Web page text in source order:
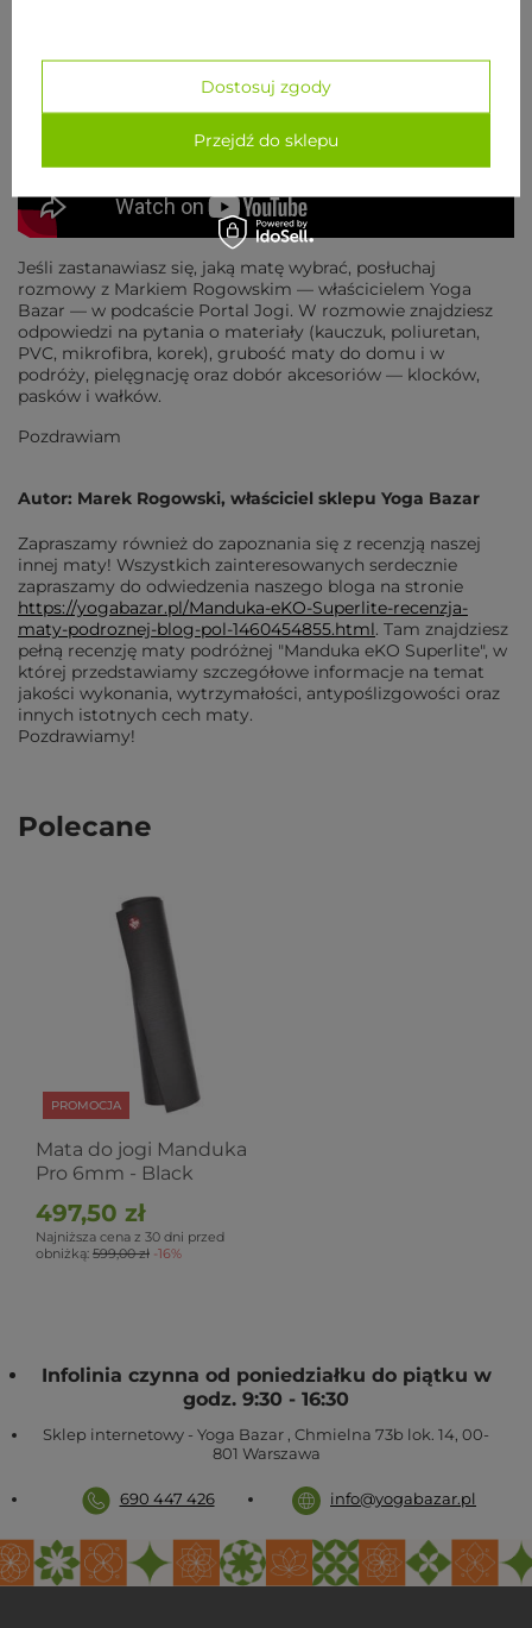
Jeśli zastanawiasz się, jaką matę wybrać, posłuchaj
rozmowy z Markiem Rogowskim — właścicielem Yoga
Bazar — w podcaście Portal Jogi. W rozmowie znajdziesz
odpowiedzi na pytania o materiały (kauczuk, poliuretan,
PVC, mikrofibra, korek), grubość maty do domu i w
podróży, pielęgnację oraz dobór akcesoriów — klocków,
pasków i wałków.
Pozdrawiam
Autor: Marek Rogowski, właściciel sklepu Yoga Bazar
Zapraszamy również do zapoznania się z recenzją naszej
innej maty! Wszystkich zainteresowanych serdecznie
zapraszamy do odwiedzenia naszego bloga na stronie
https://yogabazar.pl/Manduka-eKO-Superlite-recenzja-
maty-podroznej-blog-pol-1460454855.html. Tam znajdziesz
pełną recenzję maty podróżnej "Manduka eKO Superlite", w
której przedstawiamy szczegółowe informacje na temat
jakości wykonania, wytrzymałości, antypoślizgowości oraz
innych istotnych cech maty.
Pozdrawiamy!
Polecane
PROMOCJA
Mata do jogi Manduka
Pro 6mm - Black
497,50 zł
Najniższa cena z 30 dni przed
obniżką: 599,00 zł -16%
Infolinia czynna od poniedziałku do piątku w
godz. 9:30 - 16:30
Sklep internetowy - Yoga Bazar , Chmielna 73b lok. 14, 00-
801 Warszawa
690 447 426 info@yogabazar.pl
Dostosuj zgody
Przejdź do sklepu